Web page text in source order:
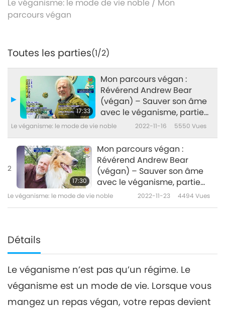
Le véganisme: le mode de vie noble / Mon
parcours végan
Toutes les parties(1/2)
17:33
Mon parcours végan :
Révérend Andrew Bear
(végan) – Sauver son âme
avec le véganisme, partie
1/2
Le véganisme: le mode de vie noble 2022-11-16 5550 Vues
2
17:30
Mon parcours végan :
Révérend Andrew Bear
(végan) – Sauver son âme
avec le véganisme, partie
2/2
Le véganisme: le mode de vie noble 2022-11-23 4494 Vues
Détails
Le véganisme n’est pas qu’un régime. Le
véganisme est un mode de vie. Lorsque vous
mangez un repas végan, votre repas devient